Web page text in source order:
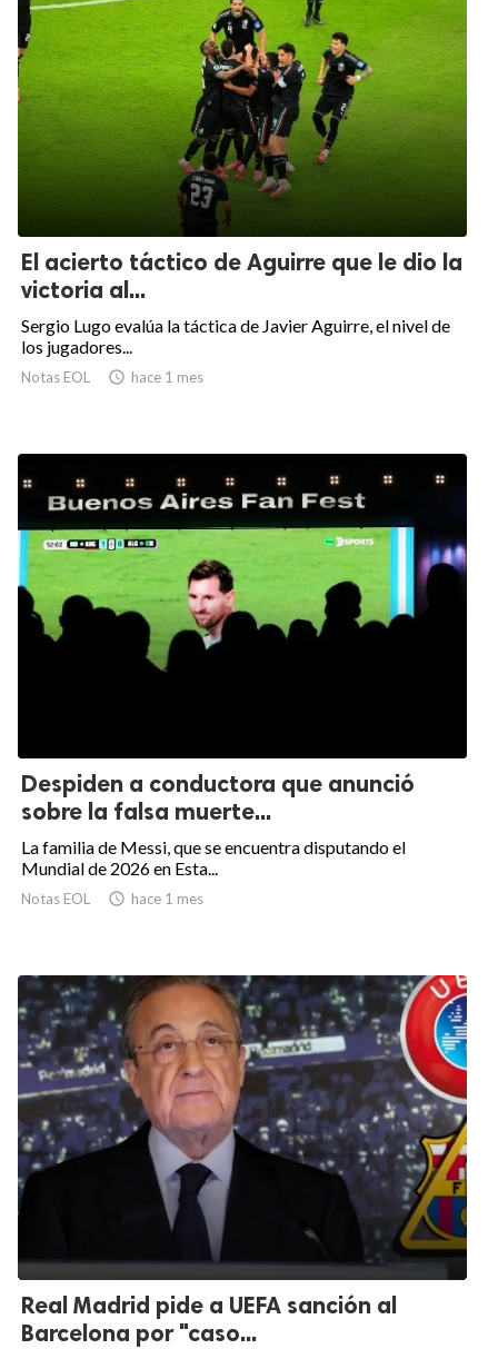
El acierto táctico de Aguirre que le dio la
victoria al...
Sergio Lugo evalúa la táctica de Javier Aguirre, el nivel de
los jugadores...
Notas EOL  hace 1 mes
Despiden a conductora que anunció
sobre la falsa muerte...
La familia de Messi, que se encuentra disputando el
Mundial de 2026 en Esta...
Notas EOL  hace 1 mes
Real Madrid pide a UEFA sanción al
Barcelona por "caso...